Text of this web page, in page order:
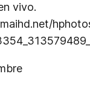
vivo.